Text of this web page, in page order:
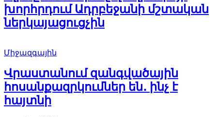
խորհրդում Ադրբեջանի մշտական
ներկայացուցչին
Միջազգային
Վրաստանում զանգվածային
հոսանքազրկումներ են․ ինչ է
հայտնի